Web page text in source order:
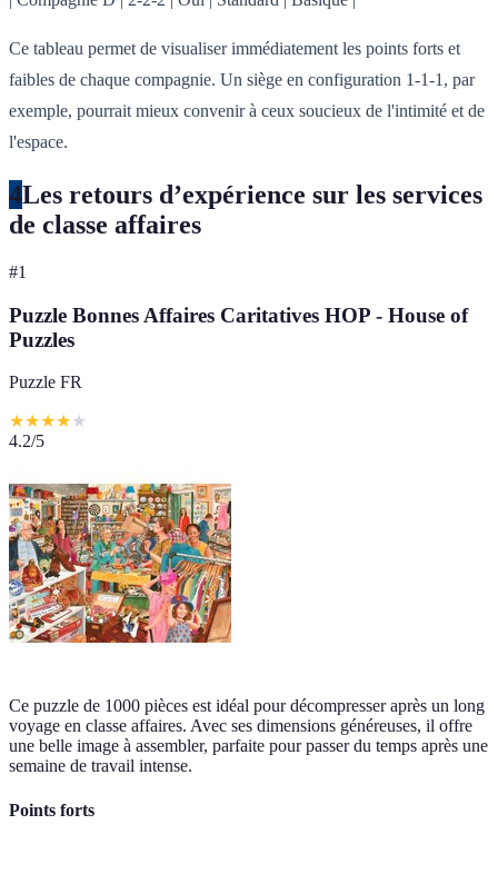
Ce tableau permet de visualiser immédiatement les points forts et
faibles de chaque compagnie. Un siège en configuration 1-1-1, par
exemple, pourrait mieux convenir à ceux soucieux de l'intimité et de
l'espace.
4Les retours d’expérience sur les services
de classe affaires
#1
Puzzle Bonnes Affaires Caritatives HOP - House of
Puzzles
Puzzle FR
★★★★★
4.2/5
Ce puzzle de 1000 pièces est idéal pour décompresser après un long
voyage en classe affaires. Avec ses dimensions généreuses, il offre
une belle image à assembler, parfaite pour passer du temps après une
semaine de travail intense.
Points forts